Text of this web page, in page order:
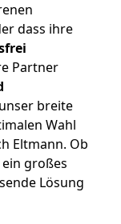
dass ihre
Partner
breite
Wahl
Eltmann. Ob
großes
Lösung